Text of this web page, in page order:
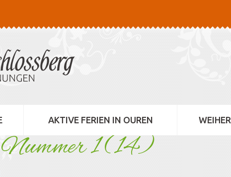
AKTIVE FERIEN IN OUREN WEIHER
Nummer 1 (14)